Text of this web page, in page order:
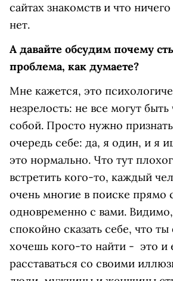
сайтах знакомств и что
нет.
А давайте обсудим почему
проблема, как думаете?
Мне кажется, это
незрелость: не все могут
собой. Просто нужно
очередь себе: да, я один, и я
это нормально. Что тут
встретить кого-то, каждый
очень многие в поиске прямо
одновременно с вами.
спокойно сказать себе, что
хочешь кого-то найти - это и
расставаться со своими